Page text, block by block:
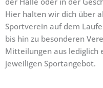
Hier halten wir dich über
Sportverein auf dem
bis hin zu besonderen
Mitteilungen aus lediglich
jeweiligen Sportangebot.